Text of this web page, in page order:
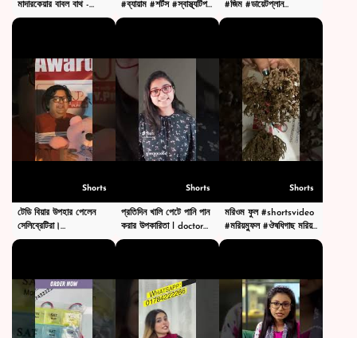
মাদারকেয়ার বাবল বাথ -
Mother care Bubble
#ব্যায়াম #শর্টস #স্বাস্থ্যটিপস
৩০ দিনে ফিট বডি
#জিম #ডায়েটপ্লান
#gymworkout
Shorts
টেডি বিয়ার উপহার পেলেন
সেলিব্রেটিরা।
#teddybearbd
#teddybears #wood
Shorts
প্রতিদিন খালি পেটে পানি পান
করার উপকারিতা l doctor
testament
Shorts
মরিওম ফুল #shortsvideo
#মরিয়ম্ফুল #ঔষধিগাছ মরিয়ম
ফুলের উপকারিতা